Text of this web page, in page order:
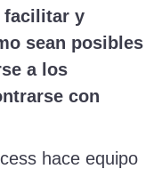
facilitar y
sean posibles
a los
con
hace equipo